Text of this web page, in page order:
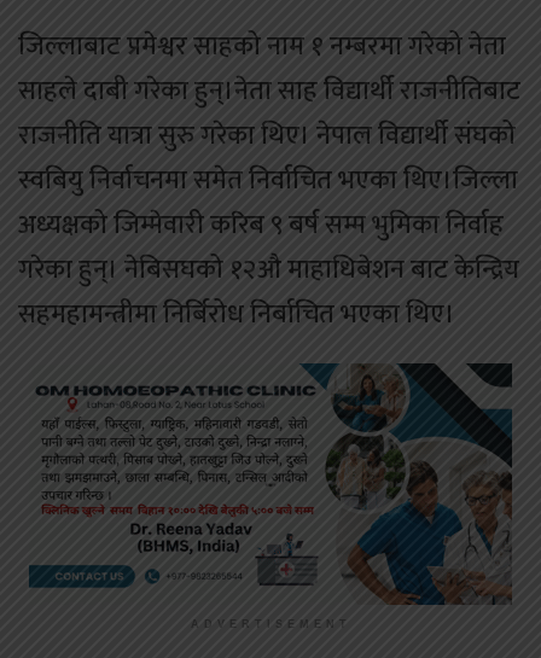
जिल्लाबाट प्रमेश्वर साहको नाम १ नम्बरमा गरेको नेता
साहले दाबी गरेका हुन्।नेता साह विद्यार्थी राजनीतिबाट
राजनीति यात्रा सुरु गरेका थिए। नेपाल विद्यार्थी संघको
स्वबियु निर्वाचनमा समेत निर्वाचित भएका थिए।जिल्ला
अध्यक्षको जिम्मेवारी करिब ९ बर्ष सम्म भुमिका निर्वाह
गरेका हुन्। नेबिसघको १२औ माहाधिबेशन बाट केन्द्रिय
सहमहामन्त्रीमा निर्बिरोध निर्बाचित भएका थिए।
ADVERTISEMENT